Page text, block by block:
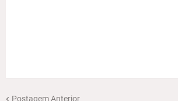
Postagem Anterior